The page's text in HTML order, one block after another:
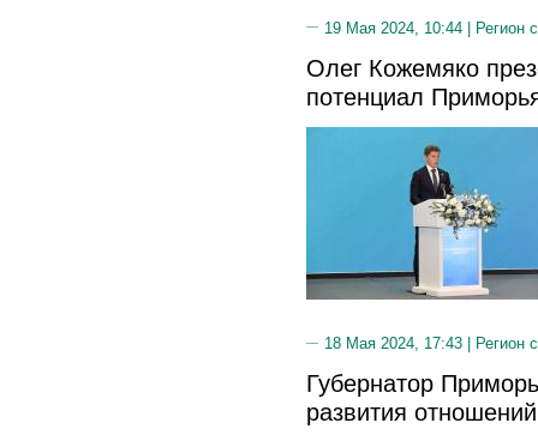
19 Мая 2024, 10:44 | Регион
Олег Кожемяко
потенциал
18 Мая 2024, 17:43 | Регион
Губернатор
развития